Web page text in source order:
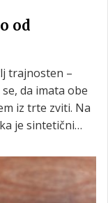
od
trajnosten –
da imata obe
iz trte zviti. Na
je sintetični
je
znova in
z